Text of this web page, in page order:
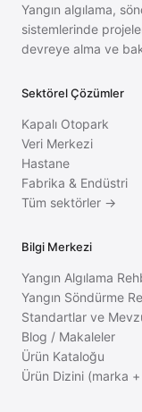
Yangın algılama,
sistemlerinde
devreye alma ve
Sektörel Çözümler
Kapalı Otopark
Veri Merkezi
Hastane
Fabrika & Endüstri
Tüm sektörler →
Bilgi Merkezi
Yangın Algılama
Yangın Söndürme
Standartlar ve
Blog / Makaleler
Ürün Kataloğu
Ürün Dizini (marka